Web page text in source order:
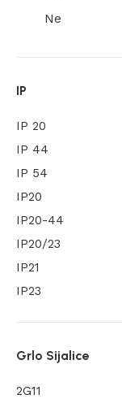
Ratan
Staklo
Ne
IP
IP 20
IP 44
IP 54
IP20
IP20-44
IP20/23
IP21
IP23
IP44
IP44/43
Grlo Sijalice
2G11